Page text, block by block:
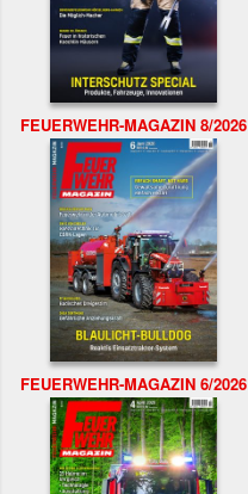
FEUERWEHR-MAGAZIN 8/2026
FEUERWEHR-MAGAZIN 6/2026